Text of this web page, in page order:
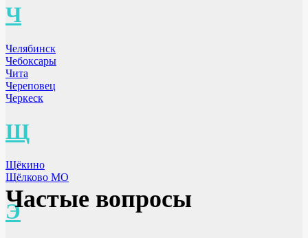
Ч
Челябинск
Чебоксары
Чита
Череповец
Черкеск
Щ
Щёкино
Щёлково МО
Э
Частые вопросы